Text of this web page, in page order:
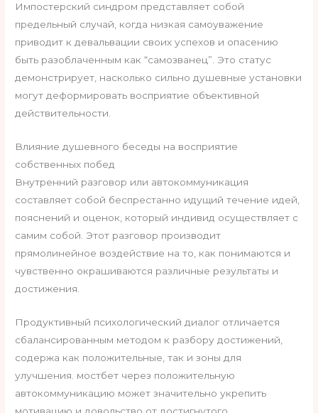
Импостерский синдром представляет собой
предельный случай, когда низкая самоуважение
приводит к девальвации своих успехов и опасению
быть разоблаченным как “самозванец”. Это статус
демонстрирует, насколько сильно душевные установки
могут деформировать восприятие объективной
действительности.
Влияние душевного беседы на восприятие
собственных побед
Внутренний разговор или автокоммуникация
составляет собой беспрестанно идущий течение идей,
пояснений и оценок, который индивид осуществляет с
самим собой. Этот разговор производит
прямолинейное воздействие на то, как понимаются и
чувственно окрашиваются различные результаты и
достижения.
Продуктивный психологический диалог отличается
сбалансированным методом к разбору достижений,
содержа как положительные, так и зоны для
улучшения. мостбет через положительную
автокоммуникацию может значительно укрепить